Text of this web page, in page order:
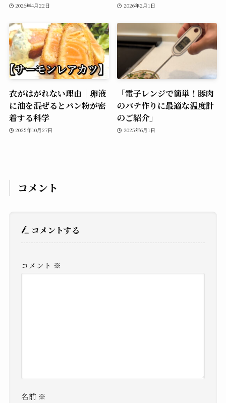
2026年4月22日 2026年2月1日
衣がはがれない理由｜卵液
に油を混ぜるとパン粉が密
着する科学
2025年10月27日
「電子レンジで簡単！豚肉
のパテ作りに最適な温度計
のご紹介」
2025年6月1日
コメント
コメントする
コメント ※
名前 ※